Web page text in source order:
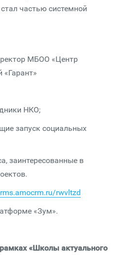
частью системной
МБОО «Центр
«Гарант»
НКО;
запуск социальных
заинтересованные в
rwvltzd
«Зум».
«Школы актуального